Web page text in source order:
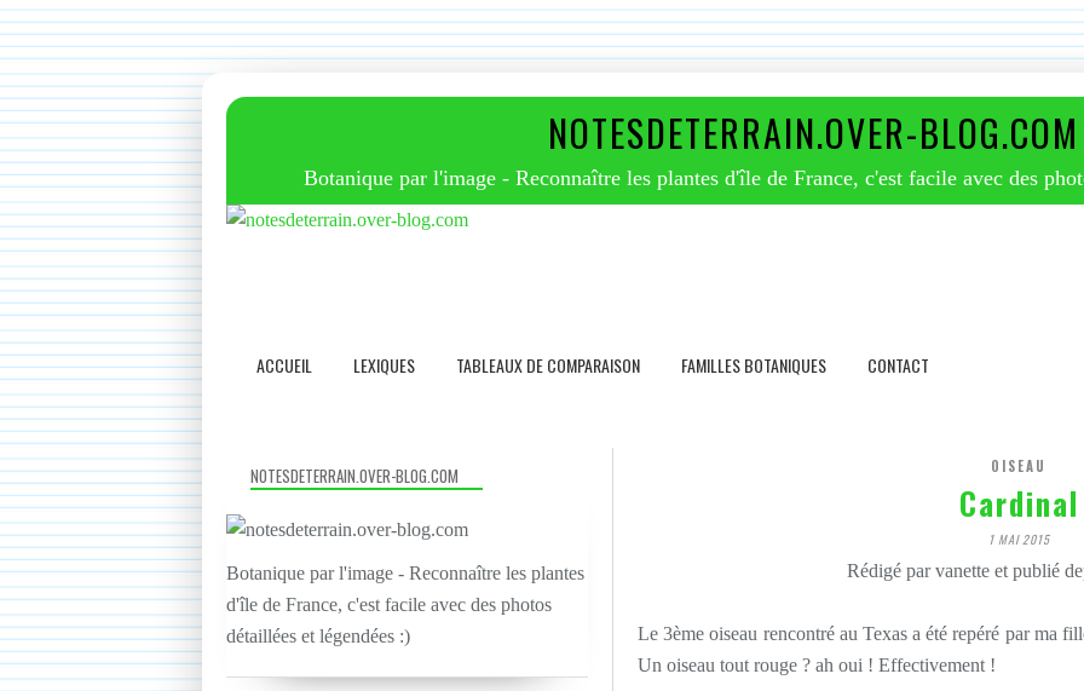
NOTESDETERRAIN.OVER-BLOG.COM
Botanique par l'image - Reconnaître les plantes d'île de France, c'est facile avec des
ACCUEIL LEXIQUES TABLEAUX DE COMPARAISON FAMILLES BOTANIQUES CONTACT
OISEAU
Cardinal
1 MAI 2015
Rédigé par vanette et publié
Le 3ème oiseau rencontré au Texas a été repéré par ma
Un oiseau tout rouge ? ah oui ! Effectivement !
NOTESDETERRAIN.OVER-BLOG.COM
Botanique par l'image - Reconnaître les plantes
d'île de France, c'est facile avec des photos
détaillées et légendées :)